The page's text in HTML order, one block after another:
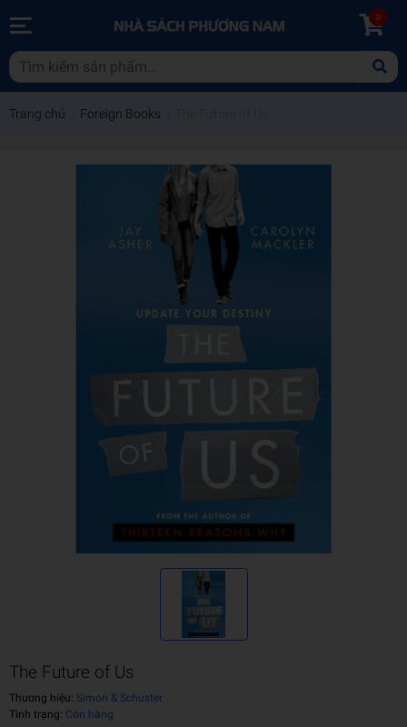
0
Trang chủ Foreign Books
The Future of Us
Thương hiệu: Simon & Schuster
Tình trạng: Còn hàng